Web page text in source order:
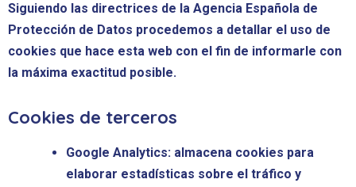
Siguiendo las directrices de la Agencia Española de
Protección de Datos procedemos a detallar el uso de
cookies que hace esta web con el fin de informarle con
la máxima exactitud posible.
Cookies de terceros
Google Analytics: almacena cookies para
elaborar estadísticas sobre el tráfico y